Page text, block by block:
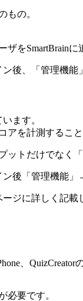
もの。
をSmartBrainに
ン後、「管理機
ます。
を計測するこ
ットだけでなく
ン後「管理機能
ジに詳しく記
、
必要です。